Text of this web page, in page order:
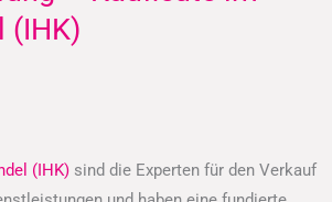
(IHK)
(IHK) sind die Experten für den Verkauf